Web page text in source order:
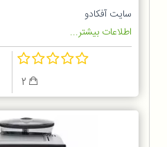
سایت آفکادو
اطلاعات بیشتر...